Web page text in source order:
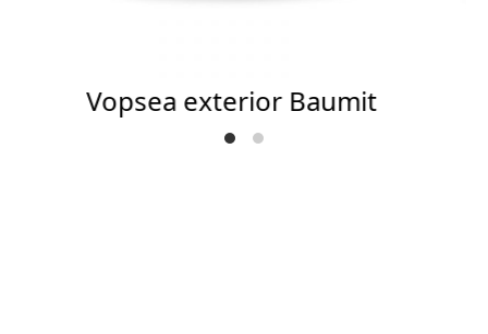
Vopsea exterior Baumit